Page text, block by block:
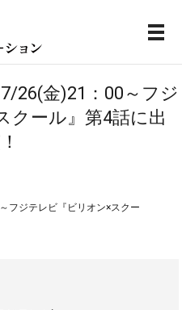
メ
26(金)21：00～フジ
クール』第4話に出
フジテレビ『ビリオン×スクー